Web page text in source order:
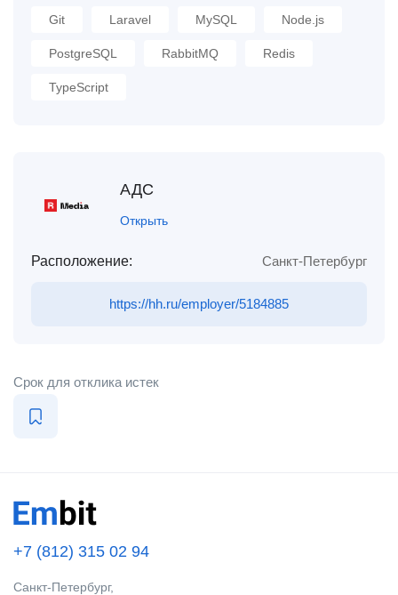
Git Laravel MySQL Node.js
PostgreSQL RabbitMQ Redis
TypeScript
АДС
Открыть
Расположение: Санкт-Петербург
https://hh.ru/employer/5184885
Срок для отклика истек
+7 (812) 315 02 94
Санкт-Петербург,